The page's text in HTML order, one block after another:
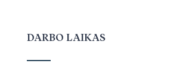
DARBO LAIKAS